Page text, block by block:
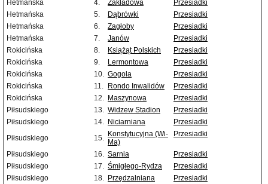
Hetmańska
4. Zakładowa
Przesiadki
Hetmańska
5. Dąbrówki
Przesiadki
Hetmańska
6. Zagłoby
Przesiadki
Hetmańska
7. Janów
Przesiadki
Rokicińska
8. Książąt Polskich
Przesiadki
Rokicińska
9. Lermontowa
Przesiadki
Rokicińska
10. Gogola
Przesiadki
Rokicińska
11. Rondo Inwalidów
Przesiadki
Rokicińska
12. Maszynowa
Przesiadki
Piłsudskiego
13. Widzew Stadion
Przesiadki
Piłsudskiego
14. Niciarniana
Przesiadki
Piłsudskiego
15. Konstytucyjna (Wi-
Ma)
Przesiadki
Piłsudskiego 16. Sarnia
Przesiadki
Piłsudskiego
17. Śmigłego-Rydza
Przesiadki
Piłsudskiego
18. Przędzalniana Przesiadki